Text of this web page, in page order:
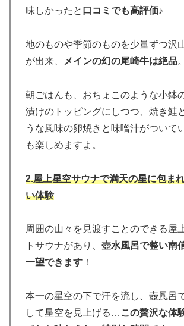
味しかったと 口コミでも高評価♪
地のものや季節のものを少量ずつ沢
が出来、
メインの幻の尾崎牛は絶品。
朝ごはんも、おちょこのような小鉢
漬けのトッピングにしつつ、焼き鮭
うな風味の卵焼きと味噌汁がついて
も楽しめますよ。
2.屋上星空サウナで満天の星に包ま
い体験
周囲の山々を見渡すことのできる屋
トサウナがあり、 壺水風呂で整い南
一望できます ！
本一の星空の下で汗を流し、壺風呂
して星空を見上げる… この贅沢な体